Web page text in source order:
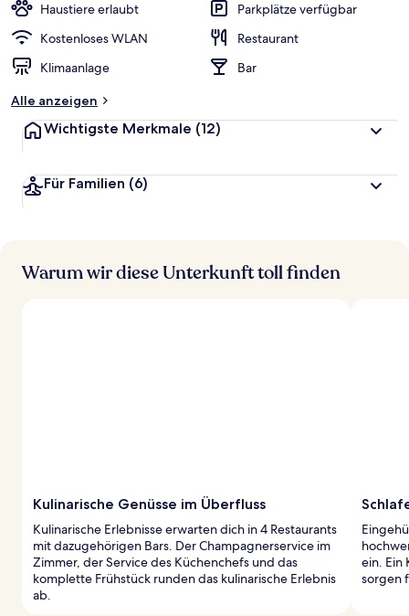
Haustiere erlaubt
Parkplätze verfügbar
Kostenloses WLAN
Restaurant
Klimaanlage
Bar
Alle anzeigen
Wichtigste Merkmale (12)
Für Familien (6)
Warum wir diese Unterkunft toll finden
Kulinarische Genüsse im Überfluss
Kulinarische Erlebnisse erwarten dich in 4 Restaurants
mit dazugehörigen Bars. Der Champagnerservice im
Zimmer, der Service des Küchenchefs und das
komplette Frühstück runden das kulinarische Erlebnis
ab.
ein. Ein
sorgen